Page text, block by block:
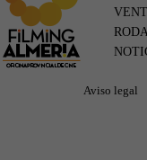
Aviso legal